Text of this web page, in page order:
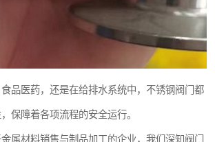
品医药，还是在给排水系统中，不锈钢阀门都
保障着各项流程的安全运行。
属材料销售与制品加工的企业，我们深知阀门